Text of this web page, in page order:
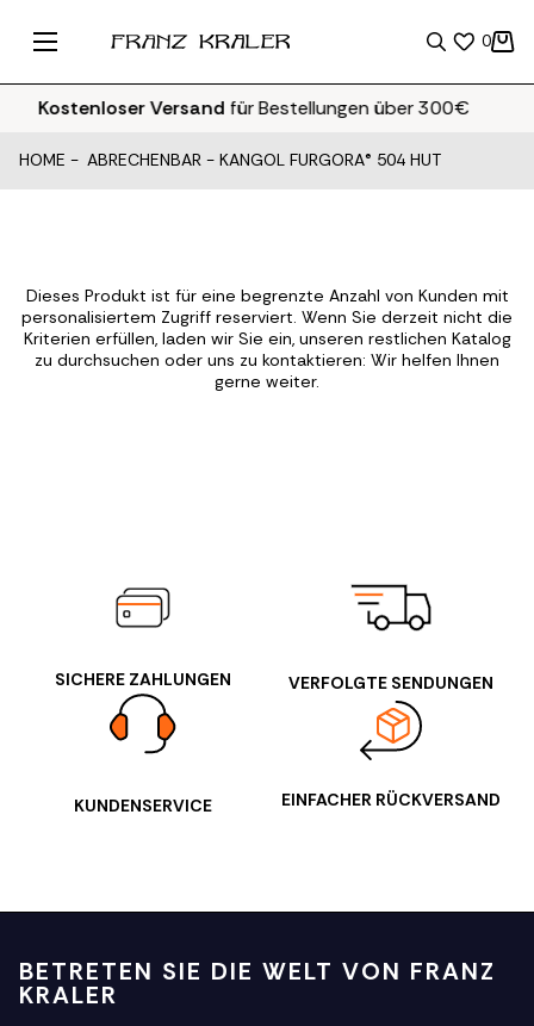
0
Kostenloser Versandfür Bestellungen über 300€
HOME - ABRECHENBAR - KANGOL FURGORA® 504 HUT
Dieses Produkt ist für eine begrenzte Anzahl von Kunden mit
personalisiertem Zugriff reserviert. Wenn Sie derzeit nicht die
Kriterien erfüllen, laden wir Sie ein, unseren restlichen Katalog
zu durchsuchen oder uns zu kontaktieren: Wir helfen Ihnen
gerne weiter.
SICHERE ZAHLUNGEN VERFOLGTE SENDUNGEN
KUNDENSERVICE EINFACHER RÜCKVERSAND
BETRETEN SIE DIE WELT VON FRANZ
KRALER